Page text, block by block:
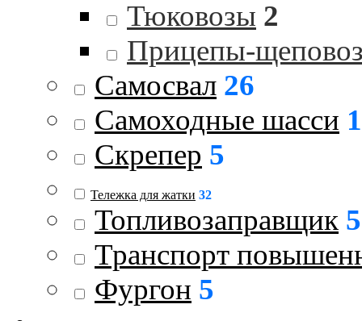
Тюковозы 2
Прицепы-
Самосвал 26
Самоходные шасси
Скрепер 5
Тележка для жатки 32
Топливозаправщик 5
Транспорт
Фургон 5